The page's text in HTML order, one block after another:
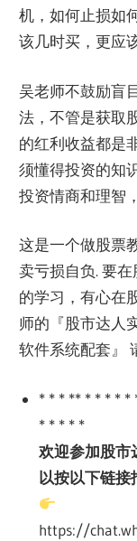
机，如何止损如
该几时买，更应
吴老师不鼓励盲
法，不管是获取
的红利收益都是
须懂得投资的知
投资情商和理智
这是一个做股票
卖亏损自负. 要
的学习，有心在
师的『股市达人
软件系统配套』
* * * ** * * * * *
* * * * *
欢迎参加股市
以按以下链接
https://